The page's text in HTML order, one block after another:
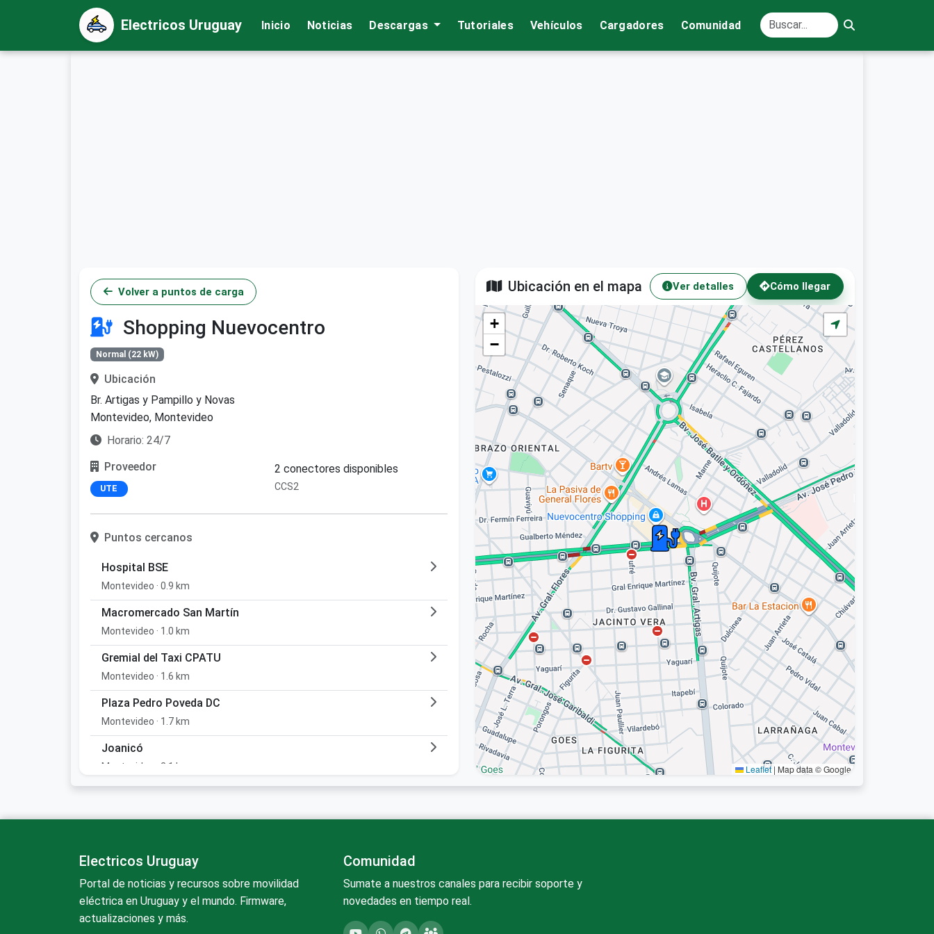
Electricos Uruguay Inicio Noticias Descargas Tutoriales Vehículos Cargadores Comunidad
Ubicación en el mapa Ver detalles Cómo llegar
+
−
Leaflet | Map data © Google
Volver a puntos de carga
Shopping Nuevocentro
Normal (22 kW)
Ubicación
Br. Artigas y Pampillo y Novas
Montevideo, Montevideo
Horario: 24/7
Proveedor
UTE
2 conectores disponibles
CCS2
Puntos cercanos
Hospital BSE
Montevideo · 0.9 km
Macromercado San Martín
Montevideo · 1.0 km
Gremial del Taxi CPATU
Montevideo · 1.6 km
Plaza Pedro Poveda DC
Montevideo · 1.7 km
Joanicó
Montevideo · 2.1 km
Montevideo · 2.7 km
Estadio Centenario
Montevideo · 2.8 km
eOne Axion Prado
Electricos Uruguay
Portal de noticias y recursos sobre movilidad
eléctrica en Uruguay y el mundo. Firmware,
actualizaciones y más.
Comunidad
Sumate a nuestros canales para recibir soporte y
novedades en tiempo real.